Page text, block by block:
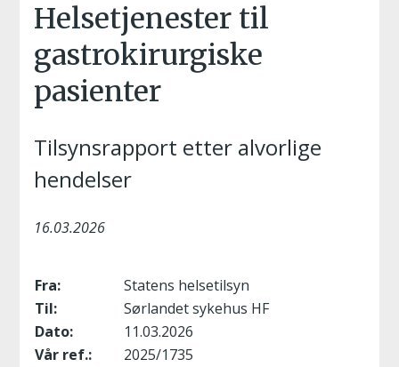
Helsetjenester til
gastrokirurgiske
pasienter
Tilsynsrapport etter alvorlige
hendelser
16.03.2026
Fra:
Statens helsetilsyn
Til:
Sørlandet sykehus HF
Dato:
11.03.2026
Vår ref.:
2025/1735